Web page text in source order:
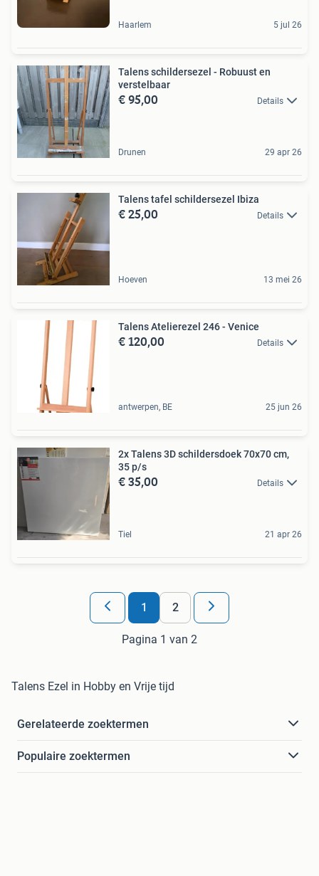
Haarlem 5 jul 26
Talens schildersezel - Robuust en
verstelbaar
€ 95,00 Details
Drunen 29 apr 26
Talens tafel schildersezel Ibiza
€ 25,00 Details
Hoeven 13 mei 26
Talens Atelierezel 246 - Venice
€ 120,00 Details
antwerpen, BE 25 jun 26
2x Talens 3D schildersdoek 70x70 cm,
35 p/s
€ 35,00 Details
Tiel 21 apr 26
1 2
Pagina 1 van 2
Talens Ezel in Hobby en Vrije tijd
Gerelateerde zoektermen
Populaire zoektermen